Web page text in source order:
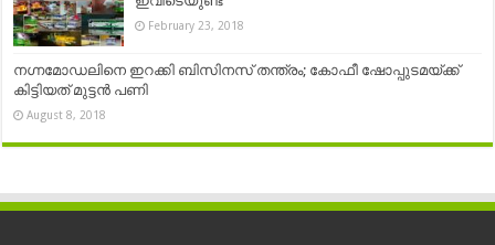
February 23, 2018
നഗ്നമോഡലിനെ ഇറക്കി ബിസിനസ് തന്ത്രം; കോഫീ ഷോപ്പുടമയ്ക്ക്
കിട്ടിയത് മുട്ടൻ പണി
August 8, 2018